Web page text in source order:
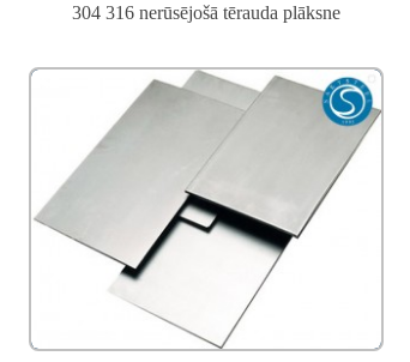
304 316 nerūsējošā tērauda plāksne